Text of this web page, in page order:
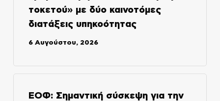
τοκετού» με δύο καινοτόμες
διατάξεις υπηκοότητας
6 Αυγούστου, 2026
ΕΟΦ: Σημαντική σύσκεψη για την